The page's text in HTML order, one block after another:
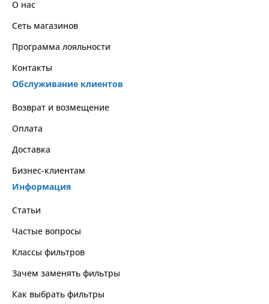
О нас
Сеть магазинов
Программа лояльности
Контакты
Обслуживание клиентов
Возврат и возмещение
Оплата
Доставка
Бизнес-клиентам
Информация
Статьи
Частые вопросы
Классы фильтров
Зачем заменять фильтры
Как выбрать фильтры